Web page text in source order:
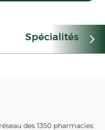
Spécialités
des 1350 pharmacies